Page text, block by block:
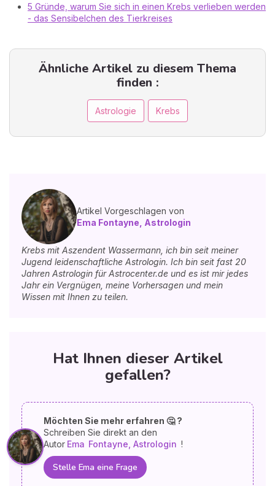
5 Gründe, warum Sie sich in einen Krebs verlieben werden
- das Sensibelchen des Tierkreises
Ähnliche Artikel zu diesem Thema
finden :
Astrologie Krebs
Artikel Vorgeschlagen von
Ema Fontayne, Astrologin
Krebs mit Aszendent Wassermann, ich bin seit meiner
Jugend leidenschaftliche Astrologin. Ich bin seit fast 20
Jahren Astrologin für Astrocenter.de und es ist mir jedes
Jahr ein Vergnügen, meine Vorhersagen und mein
Wissen mit Ihnen zu teilen.
Hat Ihnen dieser Artikel
gefallen?
Möchten Sie mehr erfahren 🤔 ?
Schreiben Sie direkt an den
Autor Ema Fontayne, Astrologin !
Stelle Ema eine Frage